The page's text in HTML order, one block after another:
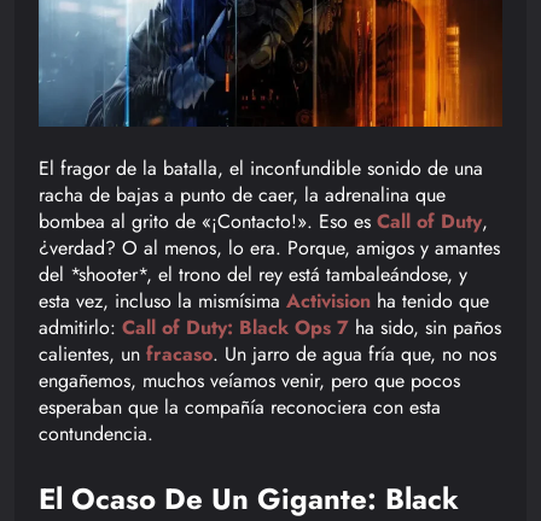
El fragor de la batalla, el inconfundible sonido de una
racha de bajas a punto de caer, la adrenalina que
bombea al grito de «¡Contacto!». Eso es Call of Duty,
¿verdad? O al menos, lo era. Porque, amigos y amantes
del *shooter*, el trono del rey está tambaleándose, y
esta vez, incluso la mismísima Activision ha tenido que
admitirlo: Call of Duty: Black Ops 7 ha sido, sin paños
calientes, un fracaso. Un jarro de agua fría que, no nos
engañemos, muchos veíamos venir, pero que pocos
esperaban que la compañía reconociera con esta
contundencia.
El Ocaso De Un Gigante: Black